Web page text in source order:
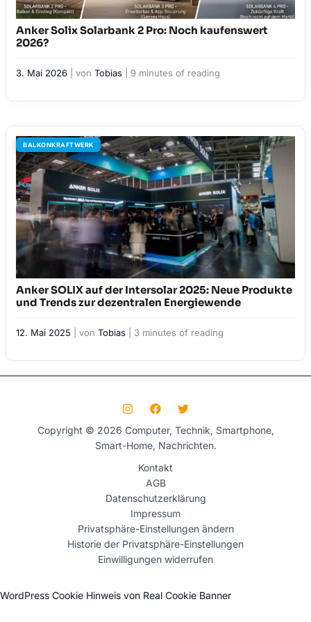
Anker Solix Solarbank 2 Pro: Noch kaufenswert
2026?
3. Mai 2026 | von Tobias 9 minutes of reading
Anker SOLIX auf der Intersolar 2025: Neue Produkte
und Trends zur dezentralen Energiewende
12. Mai 2025 | von Tobias 3 minutes of reading
BALKONKRAFTWERK
Copyright © 2026 Computer, Technik, Smartphone,
Smart-Home, Nachrichten.
Kontakt
AGB
Datenschutzerklärung
Impressum
Privatsphäre-Einstellungen ändern
Historie der Privatsphäre-Einstellungen
Einwilligungen widerrufen
WordPress Cookie Hinweis von Real Cookie Banner